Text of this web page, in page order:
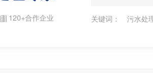
120+合作企业 关键词： 污水处